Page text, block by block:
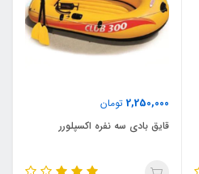
2,250,000 تومان
قایق بادی سه نفره اکسپلورر